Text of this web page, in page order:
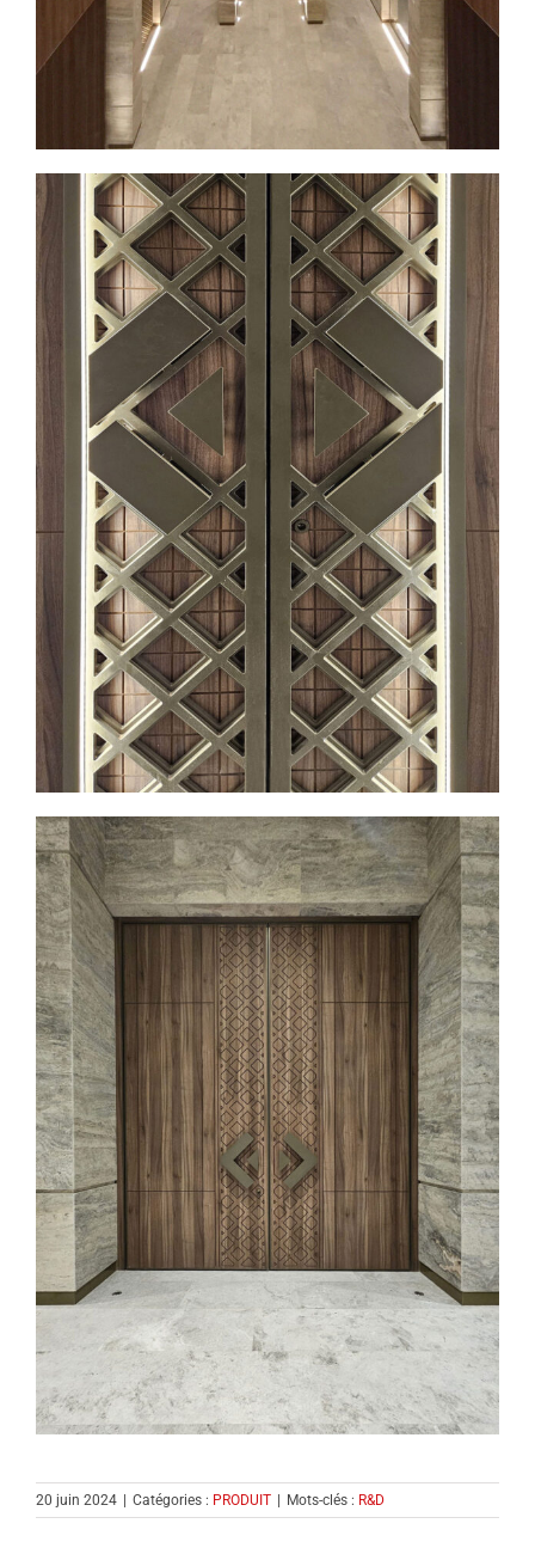
20 juin 2024 Catégories : PRODUIT Mots-clés : R&D